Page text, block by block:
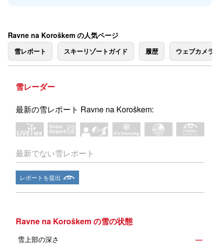
Ravne na Koroškem の人気ページ
雪レポート スキーリゾートガイド 履歴 ウェブカメラ
雪レーダー
最新の雪レポート Ravne na Koroškem:
最新でない雪レポート
レポートを提出
Ravne na Koroškem の雪の状態
雪上部の深さ
—